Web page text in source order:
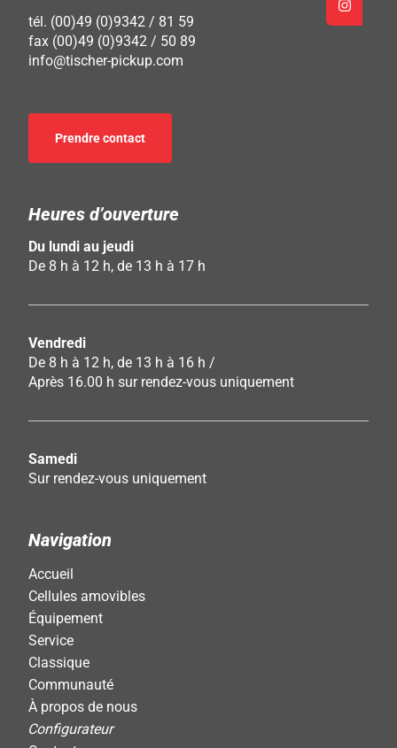
tél. (00)49 (0)9342 / 81 59
fax (00)49 (0)9342 / 50 89
info@tischer-pickup.com
Prendre contact
Heures d’ouverture
Du lundi au jeudi
De 8 h à 12 h, de 13 h à 17 h
Vendredi
De 8 h à 12 h, de 13 h à 16 h /
Après 16.00 h sur rendez-vous uniquement
Samedi
Sur rendez-vous uniquement
Navigation
Accueil
Cellules amovibles
Équipement
Service
Classique
Communauté
À propos de nous
Configurateur